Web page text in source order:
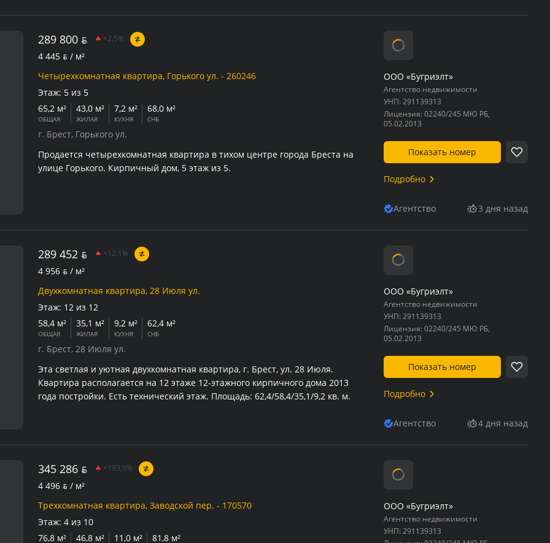
289 800 BYN +2,5%
4 445 BYN / м²
Четырехкомнатная квартира, Горького ул. - 260246
Этаж: 5 из 5
65,2 м²
ОБЩАЯ
43,0 м²
ЖИЛАЯ
7,2 м²
КУХНЯ
68,0 м²
СНБ
г. Брест, Горького ул.
Продается четырехкомнатная квартира в тихом центре города Бреста на
улице Горького. Кирпичный дом, 5 этаж из 5.
ООО «Бугриэлт»
Агентство недвижимости
УНП: 291139313
Лицензия: 02240/245 МЮ РБ,
05.02.2013
Показать номер
Подробно
Агентство 3 дня назад
289 452 BYN +12,1%
4 956 BYN / м²
Двухкомнатная квартира, 28 Июля ул.
Этаж: 12 из 12
58,4 м²
ОБЩАЯ
35,1 м²
ЖИЛАЯ
9,2 м²
КУХНЯ
62,4 м²
СНБ
г. Брест, 28 Июля ул.
Эта светлая и уютная двухкомнатная квартира, г. Брест, ул. 28 Июля.
Квартира располагается на 12 этаже 12-этажного кирпичного дома 2013
года постройки. Есть технический этаж. Площадь: 62,4/58,4/35,1/9,2 кв. м.
ООО «Бугриэлт»
Агентство недвижимости
УНП: 291139313
Лицензия: 02240/245 МЮ РБ,
05.02.2013
Показать номер
Подробно
Агентство 4 дня назад
345 286 BYN +193,9%
4 496 BYN / м²
Трехкомнатная квартира, Заводской пер. - 170570
Этаж: 4 из 10
76,8 м²
46,8 м² 11,0 м² 81,8 м²
ООО «Бугриэлт»
Агентство недвижимости
УНП: 291139313